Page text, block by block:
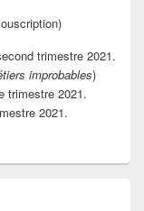
trimestre 2021.
improbables)
trimestre 2021.
2021.